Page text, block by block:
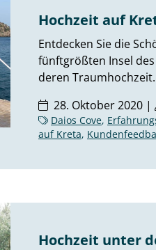
Hochzeit auf
Entdecken Sie die
fünftgrößten Insel
deren Traumhochzeit.
28. Oktober 2020 |
Daios Cove,
auf Kreta,
Hochzeit unter